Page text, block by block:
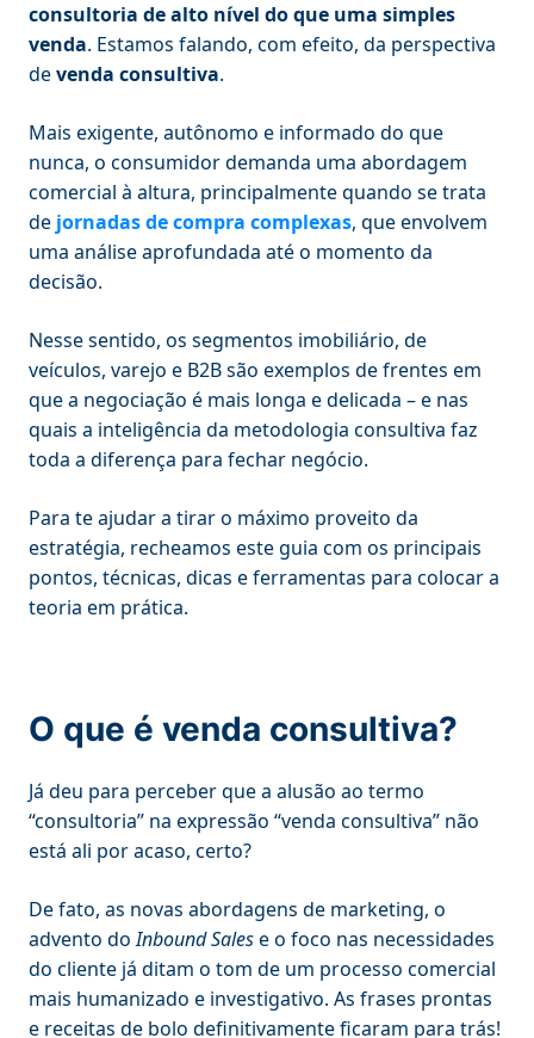
consultoria de alto nível do que uma simples
venda. Estamos falando, com efeito, da perspectiva
devenda consultiva.
Mais exigente, autônomo e informado do que
nunca, o consumidor demanda uma abordagem
comercial à altura, principalmente quando se trata
de jornadas de compra complexas, que envolvem
uma análise aprofundada até o momento da
decisão.
Nesse sentido, os segmentos imobiliário, de
veículos, varejo e B2B são exemplos de frentes em
que a negociação é mais longa e delicada – e nas
quais a inteligência da metodologia consultiva faz
toda a diferença para fechar negócio.
Para te ajudar a tirar o máximo proveito da
estratégia, recheamos este guia com os principais
pontos, técnicas, dicas e ferramentas para colocar a
teoria em prática.
O que é venda consultiva?
Já deu para perceber que a alusão ao termo
“consultoria” na expressão “venda consultiva” não
está ali por acaso, certo?
De fato, as novas abordagens de marketing, o
advento doInbound Salese o foco nas necessidades
do cliente já ditam o tom de um processo comercial
mais humanizado e investigativo. As frases prontas
e receitas de bolo definitivamente ficaram para trás!